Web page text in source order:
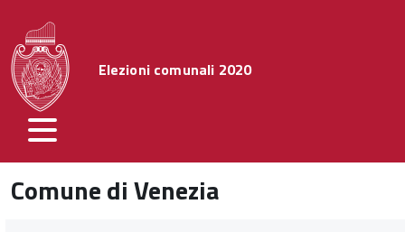
Elezioni comunali 2020
Comune di Venezia